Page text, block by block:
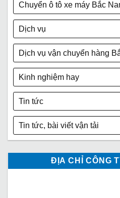
Chuyển ô tô xe máy Bắc
Dịch vụ
Dịch vụ vận chuyển hàng
Kinh nghiệm hay
Tin tức
Tin tức, bài viết vận tải
ĐỊA CHỈ CÔNG